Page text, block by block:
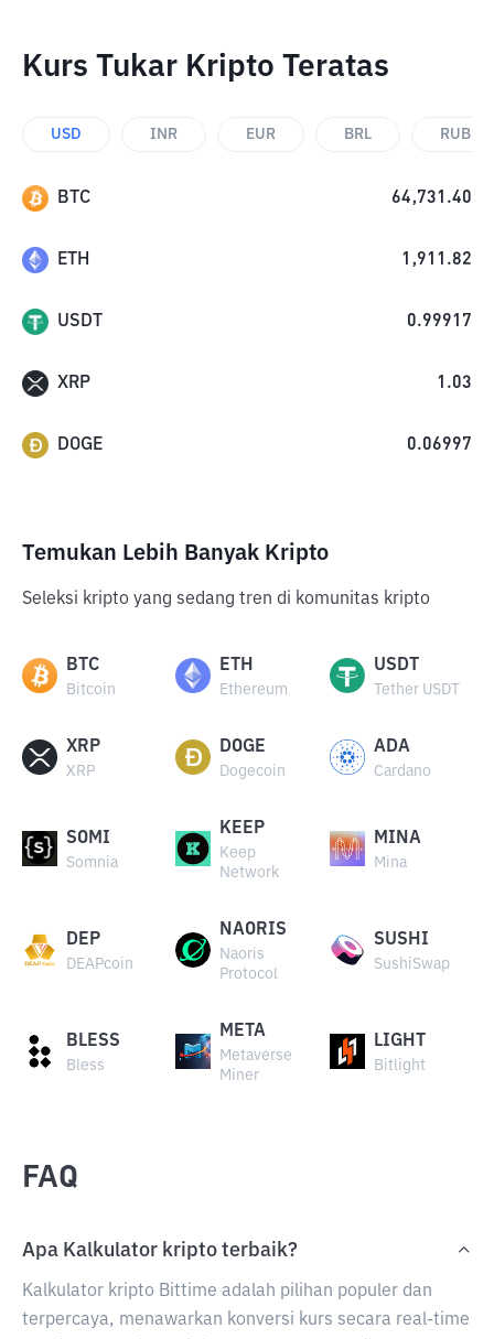
Kurs Tukar Kripto Teratas
USD INR EUR BRL RUB
BTC 64,731.40
ETH 1,911.82
USDT 0.99917
XRP 1.03
DOGE 0.06997
Temukan Lebih Banyak Kripto
Seleksi kripto yang sedang tren di komunitas kripto
BTC
Bitcoin
ETH
Ethereum
USDT
Tether USDT
XRP
XRP
DOGE
Dogecoin
ADA
Cardano
SOMI
Somnia
KEEP
Keep
Network
MINA
Mina
DEP
DEAPcoin
NAORIS
Naoris
Protocol
SUSHI
SushiSwap
BLESS
Bless
META
Metaverse
Miner
LIGHT
Bitlight
FAQ
Apa Kalkulator kripto terbaik?
Kalkulator kripto Bittime adalah pilihan populer dan
terpercaya, menawarkan konversi kurs secara real-time